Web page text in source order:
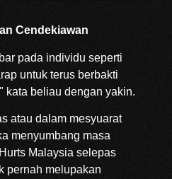
Cendekiawan
pada individu seperti
untuk terus berbakti
kata beliau dengan yakin.
menyumbang masa
Malaysia selepas
pernah melupakan